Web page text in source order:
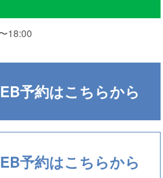
18:00
予約はこちらから
予約はこちらから